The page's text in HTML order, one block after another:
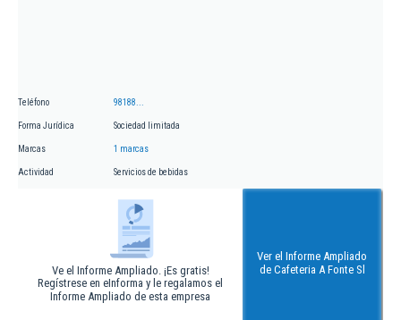
Teléfono 98188...
Forma Jurídica Sociedad limitada
Marcas 1 marcas
Actividad Servicios de bebidas
Ve el Informe Ampliado. ¡Es gratis!
Regístrese en eInforma y le regalamos el
Informe Ampliado de esta empresa
Ver el Informe Ampliado
de Cafeteria A Fonte Sl